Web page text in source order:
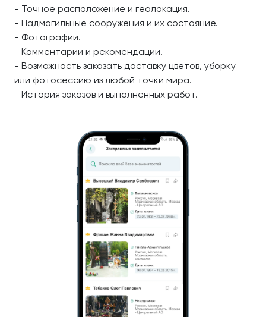
- Точное расположение и геолокация.
- Надмогильные сооружения и их состояние.
- Фотографии.
- Комментарии и рекомендации.
- Возможность заказать доставку цветов, уборку
или фотосессию из любой точки мира.
- История заказов и выполненных работ.